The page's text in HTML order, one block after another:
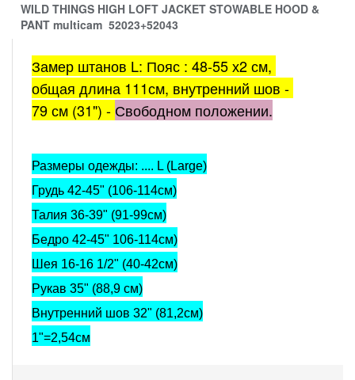
WILD THINGS HIGH LOFT JACKET STOWABLE HOOD &
PANT multicam 52023+52043
Замер штанов L: Пояс : 48-55 х2 см,
общая длина 111см, внутренний шов -
79 см (31") - Свободном положении.
Размеры одежды: .... L (Large)
Грудь 42-45" (106-114см)
Талия 36-39" (91-99см)
Бедро 42-45" 106-114см)
Шея 16-16 1/2" (40-42см)
Рукав 35" (88,9 см)
Внутренний шов 32" (81,2см)
1"=2,54см